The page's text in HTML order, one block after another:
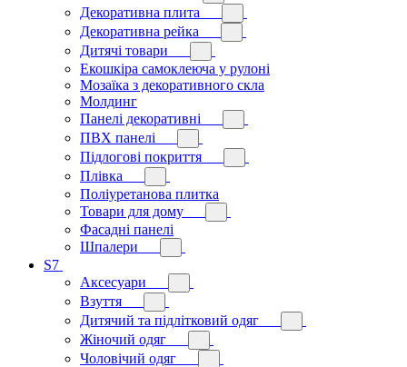
Декоративна плита
Декоративна рейка
Дитячі товари
Екошкіра самоклеюча у рулоні
Мозаїка з декоративного скла
Молдинг
Панелі декоративні
ПВХ панелі
Підлогові покриття
Плівка
Поліуретанова плитка
Товари для дому
Фасадні панелі
Шпалери
S7
Аксесуари
Взуття
Дитячий та підлітковий одяг
Жіночий одяг
Чоловічий одяг